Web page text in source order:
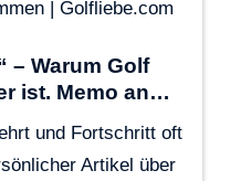
– Warum Golf
ist. Memo an…
und Fortschritt oft
Artikel über